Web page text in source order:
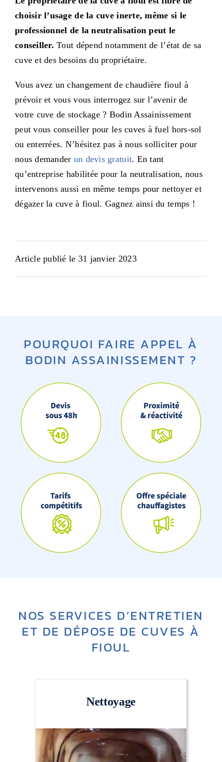
choisir l’usage de la cuve inerte, même si le
professionnel de la neutralisation peut le
conseiller. Tout dépend notamment de l’état de sa
cuve et des besoins du propriétaire.
Vous avez un changement de chaudière fioul à
prévoir et vous vous interrogez sur l’avenir de
votre cuve de stockage ? Bodin Assainissement
peut vous conseiller pour les cuves à fuel hors-sol
ou enterrées. N’hésitez pas à nous solliciter pour
nous demander un devis gratuit. En tant
qu’entreprise habilitée pour la neutralisation, nous
intervenons aussi en même temps pour nettoyer et
dégazer la cuve à fioul. Gagnez ainsi du temps !
Article publié le 31 janvier 2023
POURQUOI FAIRE APPEL À
BODIN ASSAINISSEMENT ?
NOS SERVICES D’ENTRETIEN
ET DE DÉPOSE DE CUVES À
FIOUL
Nettoyage